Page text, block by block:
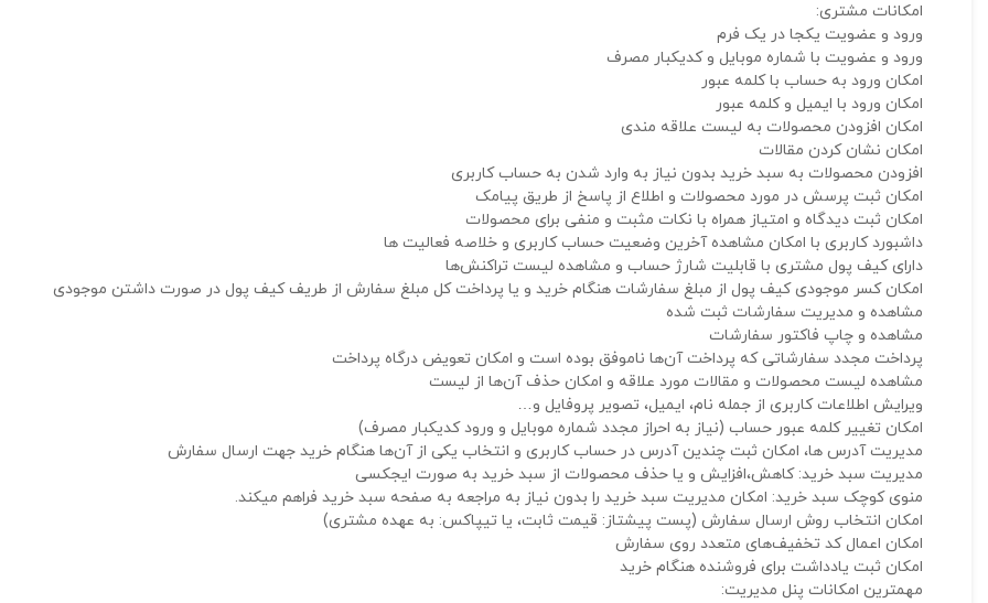
امکانات مشتری:
ورود و عضویت یکجا در یک فرم
ورود و عضویت با شماره موبایل و کدیکبار مصرف
امکان ورود به حساب با کلمه عبور
امکان ورود با ایمیل و کلمه عبور
امکان افزودن محصولات به لیست علاقه مندی
امکان نشان کردن مقالات
افزودن محصولات به سبد خرید بدون نیاز به وارد شدن به حساب کاربری
امکان ثبت پرسش در مورد محصولات و اطلاع از پاسخ از طریق پیامک
امکان ثبت دیدگاه و امتیاز همراه با نکات مثبت و منفی برای محصولات
داشبورد کاربری با امکان مشاهده آخرین وضعیت حساب کاربری و خلاصه فعالیت ها
دارای کیف پول مشتری با قابلیت شارژ حساب و مشاهده لیست تراکنش‌ها
امکان کسر موجودی کیف پول از مبلغ سفارشات هنگام خرید و یا پرداخت کل مبلغ سفارش از طریف کیف پول در صورت داشتن موجودی
مشاهده و مدیریت سفارشات ثبت شده
مشاهده و چاپ فاکتور سفارشات
پرداخت مجدد سفارشاتی که پرداخت آن‌ها ناموفق بوده است و امکان تعویض درگاه پرداخت
مشاهده لیست محصولات و مقالات مورد علاقه و امکان حذف آن‌ها از لیست
ویرایش اطلاعات کاربری از جمله نام، ایمیل، تصویر پروفایل و…
امکان تغییر کلمه عبور حساب (نیاز به احراز مجدد شماره موبایل و ورود کدیکبار مصرف)
مدیریت آدرس ها، امکان ثبت چندین آدرس در حساب کاربری و انتخاب یکی از آن‌ها هنگام خرید جهت ارسال سفارش
مدیریت سبد خرید: کاهش،افزایش و یا حذف محصولات از سبد خرید به صورت ایجکسی
منوی کوچک سبد خرید: امکان مدیریت سبد خرید را بدون نیاز به مراجعه به صفحه سبد خرید فراهم میکند.
امکان انتخاب روش ارسال سفارش (پست پیشتاز: قیمت ثابت، یا تیپاکس: به عهده مشتری)
امکان اعمال کد تخفیف‌های متعدد روی سفارش
امکان ثبت یادداشت برای فروشنده هنگام خرید
مهمترین امکانات پنل مدیریت: